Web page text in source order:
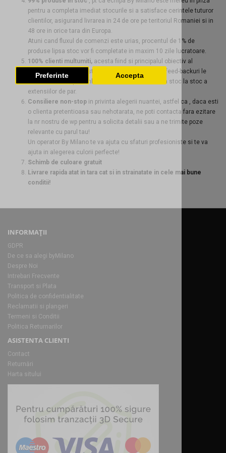
Preferinte Accepta
pentru a completa imediat stocurile si a satisface cerintele tuturor
clientilor, asigurand livrarea in 24 de ore pe teritoriul Romaniei si in
48 ore in orice tara din Europa.
Atuni cand fluxul de comenzi este urias, procentul de 1% de
produse lipsa stoc vor fi completate in maxim 10 zile lucratoare.
100% clienti multumiti, acesta fiind si principalul obiectiv al
companieiEchipa noastra valorifica absolut toate feed-backuri le
clientilor nostri, prin imbunatatirea continua , de la stoc la stoc a
extensiilor de par.
Consiliere non-stop in privinta alegerii nuantei, astfel ca , daca esti
o clienta pretentioasa sau nehotarata, ne poti contacta fara ezitare
la nr nostru de wp pentru a solicita detalii sau a ne trimite poze
relevante cu parul tau!
Un operator By Milano te va ajuta cu sfaturi profesioniste si te va
ajuta in alegerea culorii perfecte!
Schimb de culoare gratuit
Livrare rapida atat in tara cat si in strainatate in cele mai bune
conditii!
INFORMAŢII
GDPR
De ce sa alegi byMilano
Despre Noi
Intrebari Frecvente
Transport si Plata
Politica de confidentialitate
Reclamatii si plangeri
Termeni si Conditii
Politica Returnarilor
ASISTENTA CLIENTI
Contact
Returnări
Harta sitului